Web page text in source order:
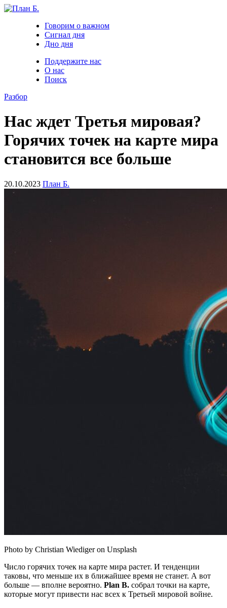
Говорим о важном
Сигнал дня
Дно дня
Поддержите нас
О нас
Поиск
Разбор
Нас ждет Третья мировая?
Горячих точек на карте мира
становится все больше
20.10.2023 План Б.
Photo by Christian Wiediger on Unsplash
Число горячих точек на карте мира растет. И тенденции
таковы, что меньше их в ближайшее время не станет. А вот
больше — вполне вероятно. Plan B. собрал точки на карте,
которые могут привести нас всех к Третьей мировой войне.